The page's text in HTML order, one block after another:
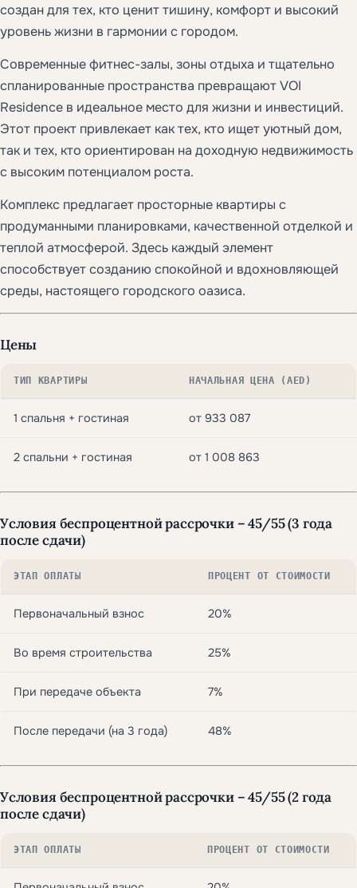
создан для тех, кто ценит тишину, комфорт и высокий
уровень жизни в гармонии с городом.
Современные фитнес-залы, зоны отдыха и тщательно
спланированные пространства превращают VOI
Residence в идеальное место для жизни и инвестиций.
Этот проект привлекает как тех, кто ищет уютный дом,
так и тех, кто ориентирован на доходную недвижимость
с высоким потенциалом роста.
Комплекс предлагает просторные квартиры с
продуманными планировками, качественной отделкой и
теплой атмосферой. Здесь каждый элемент
способствует созданию спокойной и вдохновляющей
среды, настоящего городского оазиса.
Цены
ТИП КВАРТИРЫ НАЧАЛЬНАЯ ЦЕНА (AED)
1 спальня + гостиная от 933 087
2 спальни + гостиная от 1 008 863
Условия беспроцентной рассрочки – 45/55 (3 года
после сдачи)
ЭТАП ОПЛАТЫ ПРОЦЕНТ ОТ СТОИМОСТИ
Первоначальный взнос 20%
Во время строительства 25%
При передаче объекта 7%
После передачи (на 3 года) 48%
Условия беспроцентной рассрочки – 45/55 (2 года
после сдачи)
ЭТАП ОПЛАТЫ ПРОЦЕНТ ОТ СТОИМОСТИ